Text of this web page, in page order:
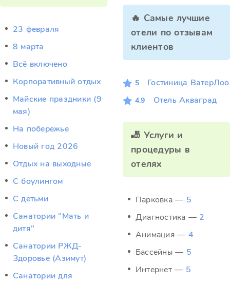
23 февраля
8 марта
Всё включено
Корпоративный отдых
Майские праздники (9
мая)
На побережье
Новый год 2026
Отдых на выходные
С боулингом
С детьми
Санатории "Мать и
дитя"
Санатории РЖД-
Здоровье (Азимут)
Санатории для
🔥 Самые лучшие
отели по отзывам
клиентов
5 Гостиница ВатерЛоо
4.9 Отель Акваград
🎳 Услуги и
процедуры в
отелях
Парковка — 5
Диагностика — 2
Анимация — 4
Бассейны — 5
Интернет — 5